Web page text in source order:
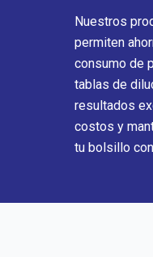
Nuestros
permiten
consumo de
tablas de
resultados
costos y
tu bolsillo